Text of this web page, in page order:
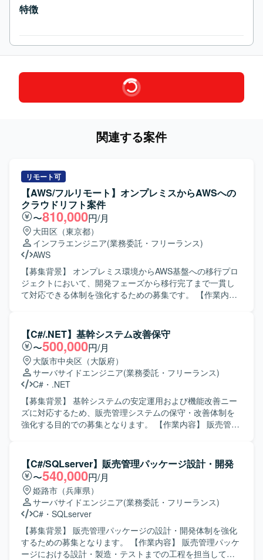
特徴
関連する案件
リモート可
【AWS/フルリモート】オンプレミスからAWSへの
クラウドリフト案件
〜810,000円/月
大田区（東京都）
インフラエンジニア(業務委託・フリーランス)
AWS
【募集背景】 オンプレミス環境からAWS基盤への移行プロ
ジェクトにおいて、開発フェーズから移行完了まで一貫し
て対応できる体制を強化するための募集です。 【作業内
きます。具体的には、移行に伴うプログラムの改修、テス
ト、実装、設計修正などの対応や、AWS環境の構築、各種
ドキュメントの作成を担当していただきます。既存プログ
ラムの改修から新環境構築、移行完了までの一連のフェー
ズに参画していただきます。 【求める人物像】 プロジェク
ト全体を自分の担当範囲として捉え、主体的に課題を発見
しながら業務を遂行できる方を求めています。チームメン
バーと協力しながら責任感を持ってタスクを完遂できる
方、初級者にもわかりやすいドキュメントを作成し、情報
ない検討ができる方を歓迎いたします。 【ポジションの魅
力】 オンプレミスからクラウドへの大規模な移行プロジェ
クトに参画することで、AWS基盤構築やシステム移行に関
する実践的な知見を幅広く獲得していただけます。設計修
正からプログラム改修、テスト、移行対応まで一連の工程
に関わることで、上流から下流までの経験を積むことがで
き、リードSEやクラウドエンジニアとしてのスキルアップ
につながるポジションです。 【開発環境】 オンプレミス環
境からAWS環境への移行を前提とした構成となっており、
【C#/.NET】基幹システム改善保守
〜500,000円/月
大阪市中央区（大阪府）
サーバサイドエンジニア(業務委託・フリーランス)
C# ・ .NET
【募集背景】 基幹システムの安定運用および機能改善ニー
ズに対応するため、販売管理システムの保守・改善体制を
強化する目的での募集となります。 【作業内容】 販売管理
リースまで一連の工程をお任せいたします。既存機能の改
修や不具合対応に加え、業務要望に基づく機能追加なども
行っていただきます。 【求める人物像】 システムの現状を
理解しながら、関係者と円滑にコミュニケーションを取
り、自発的に改善提案や課題解決に取り組んでいただける
方を求めております。既存システムの保守・改善業務に対
して粘り強く取り組める方にマッチする環境です。 【ポジ
ションの魅力】 基幹となる販売管理システムに長期的に関
わることで、業務知識と技術スキルの両面を深めていただ
【C#/SQLserver】販売管理パッケージ設計・開発
〜540,000円/月
姫路市（兵庫県）
サーバサイドエンジニア(業務委託・フリーランス)
C# ・ SQLserver
【募集背景】 販売管理パッケージの設計・開発体制を強化
するための募集となります。 【作業内容】 販売管理パッケ
ージにおける設計・製造・テストまでの工程を担当してい